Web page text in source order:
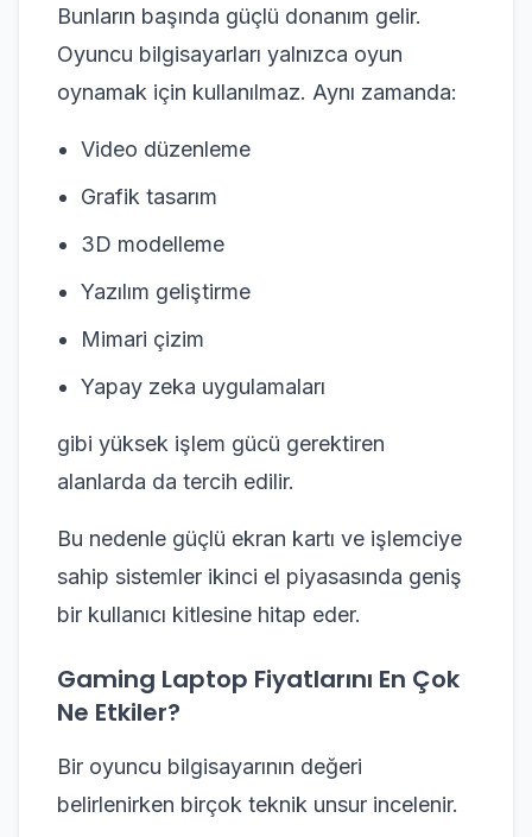
Bunların başında güçlü donanım gelir.
Oyuncu bilgisayarları yalnızca oyun
oynamak için kullanılmaz. Aynı zamanda:
Video düzenleme
Grafik tasarım
3D modelleme
Yazılım geliştirme
Mimari çizim
Yapay zeka uygulamaları
gibi yüksek işlem gücü gerektiren
alanlarda da tercih edilir.
Bu nedenle güçlü ekran kartı ve işlemciye
sahip sistemler ikinci el piyasasında geniş
bir kullanıcı kitlesine hitap eder.
Gaming Laptop Fiyatlarını En Çok
Ne Etkiler?
Bir oyuncu bilgisayarının değeri
belirlenirken birçok teknik unsur incelenir.